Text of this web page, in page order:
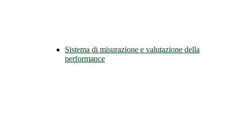
Sistema di misurazione e valutazione della
performance